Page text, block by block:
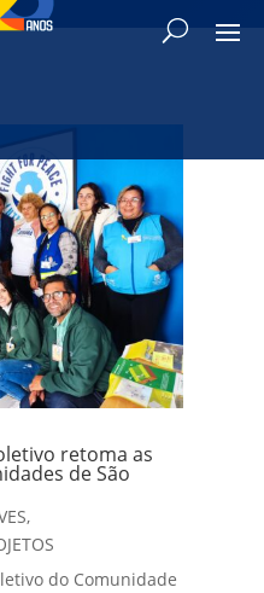
retoma as
de São
,
do Comunidade